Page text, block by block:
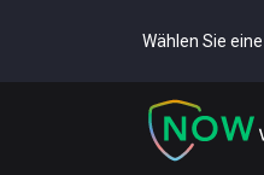
Wählen Sie